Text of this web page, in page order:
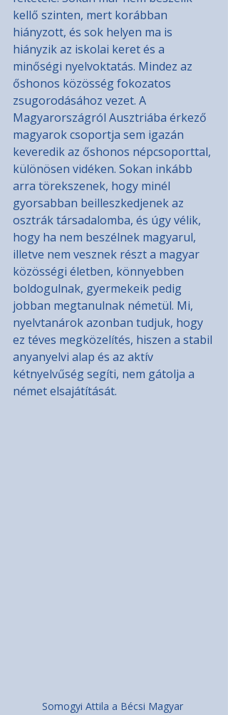
kellő szinten, mert korábban
hiányzott, és sok helyen ma is
hiányzik az iskolai keret és a
minőségi nyelvoktatás. Mindez az
őshonos közösség fokozatos
zsugorodásához vezet. A
Magyarországról Ausztriába érkező
magyarok csoportja sem igazán
keveredik az őshonos népcsoporttal,
különösen vidéken. Sokan inkább
arra törekszenek, hogy minél
gyorsabban beilleszkedjenek az
osztrák társadalomba, és úgy vélik,
hogy ha nem beszélnek magyarul,
illetve nem vesznek részt a magyar
közösségi életben, könnyebben
boldogulnak, gyermekeik pedig
jobban megtanulnak németül. Mi,
nyelvtanárok azonban tudjuk, hogy
ez téves megközelítés, hiszen a stabil
anyanyelvi alap és az aktív
kétnyelvűség segíti, nem gátolja a
német elsajátítását.
Somogyi Attila a Bécsi Magyar